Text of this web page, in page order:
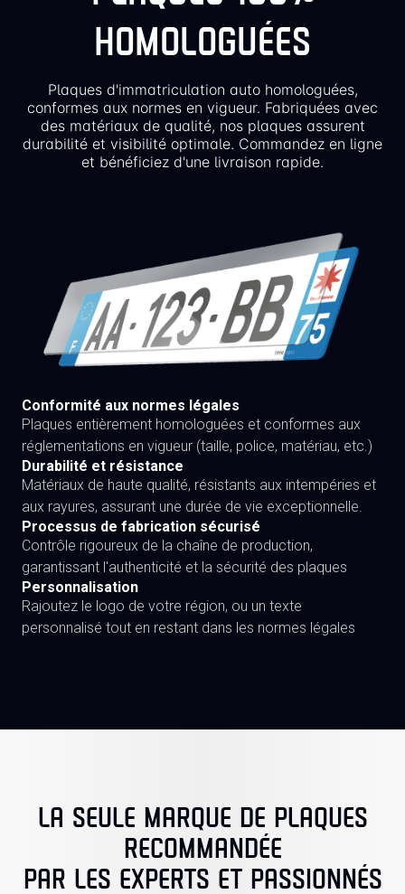
HOMOLOGUÉES
Plaques d'immatriculation auto homologuées,
conformes aux normes en vigueur. Fabriquées avec
des matériaux de qualité, nos plaques assurent
durabilité et visibilité optimale. Commandez en ligne
et bénéficiez d'une livraison rapide.
Conformité aux normes légales
Plaques entièrement homologuées et conformes aux
réglementations en vigueur (taille, police, matériau, etc.)
Durabilité et résistance
Matériaux de haute qualité, résistants aux intempéries et
aux rayures, assurant une durée de vie exceptionnelle.
Processus de fabrication sécurisé
Contrôle rigoureux de la chaîne de production,
garantissant l'authenticité et la sécurité des plaques
Personnalisation
Rajoutez le logo de votre région, ou un texte
personnalisé tout en restant dans les normes légales
LA SEULE MARQUE DE PLAQUES
RECOMMANDÉE
PAR LES EXPERTS ET PASSIONNÉS